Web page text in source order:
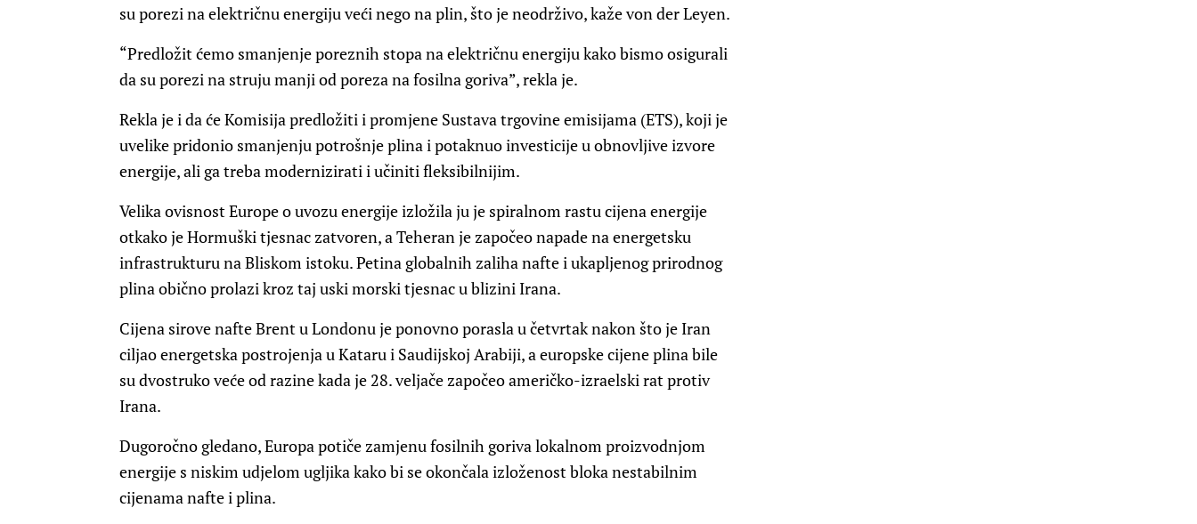
su porezi na električnu energiju veći nego na plin, što je neodrživo, kaže von der Leyen.
“Predložit ćemo smanjenje poreznih stopa na električnu energiju kako bismo osigurali
da su porezi na struju manji od poreza na fosilna goriva”, rekla je.
Rekla je i da će Komisija predložiti i promjene Sustava trgovine emisijama (ETS), koji je
uvelike pridonio smanjenju potrošnje plina i potaknuo investicije u obnovljive izvore
energije, ali ga treba modernizirati i učiniti fleksibilnijim.
Velika ovisnost Europe o uvozu energije izložila ju je spiralnom rastu cijena energije
otkako je Hormuški tjesnac zatvoren, a Teheran je započeo napade na energetsku
infrastrukturu na Bliskom istoku. Petina globalnih zaliha nafte i ukapljenog prirodnog
plina obično prolazi kroz taj uski morski tjesnac u blizini Irana.
Cijena sirove nafte Brent u Londonu je ponovno porasla u četvrtak nakon što je Iran
ciljao energetska postrojenja u Kataru i Saudijskoj Arabiji, a europske cijene plina bile
su dvostruko veće od razine kada je 28. veljače započeo američko-izraelski rat protiv
Irana.
Dugoročno gledano, Europa potiče zamjenu fosilnih goriva lokalnom proizvodnjom
energije s niskim udjelom ugljika kako bi se okončala izloženost bloka nestabilnim
cijenama nafte i plina.